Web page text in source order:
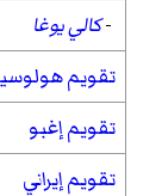
-كالي يوغا
تقويم
تقويم إغبو
تقويم إيراني